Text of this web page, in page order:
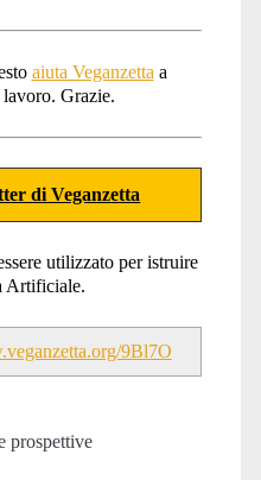
aiuta Veganzetta a
Grazie.
di Veganzetta
utilizzato per istruire
Artificiale.
9Bl7O
prospettive